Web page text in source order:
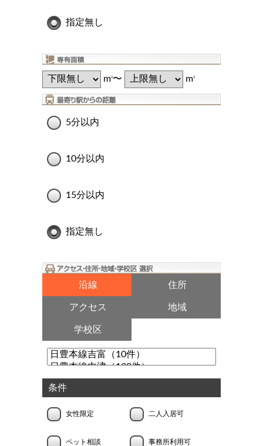
指定無し
m2〜 m2
5分以内
10分以内
15分以内
指定無し
沿線 住所
アクセス 地域
学校区
条件
女性限定 二人入居可
ペット相談 事務所利用可